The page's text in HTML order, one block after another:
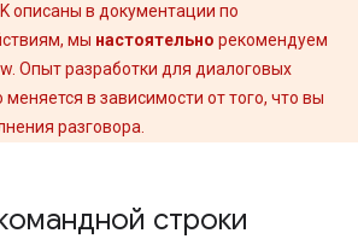
описаны в документации по
мы настоятельно рекомендуем
Опыт разработки для диалоговых
в зависимости от того, что вы
разговора.
строки